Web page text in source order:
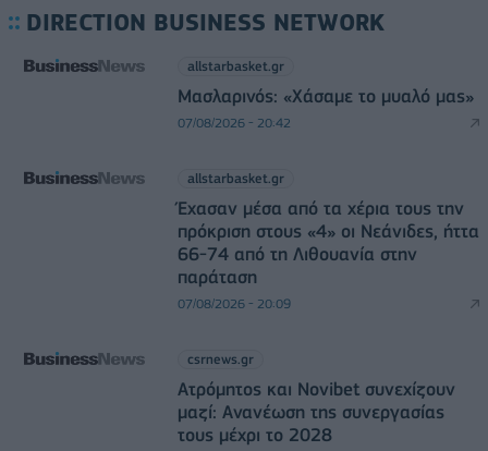
DIRECTION BUSINESS NETWORK
allstarbasket.gr
Μασλαρινός: «Χάσαμε το μυαλό μας»
07/08/2026 - 20:42
allstarbasket.gr
Έχασαν μέσα από τα χέρια τους την
πρόκριση στους «4» οι Νεάνιδες, ήττα
66-74 από τη Λιθουανία στην
παράταση
07/08/2026 - 20:09
csrnews.gr
Ατρόμητος και Novibet συνεχίζουν
μαζί: Ανανέωση της συνεργασίας
τους μέχρι το 2028